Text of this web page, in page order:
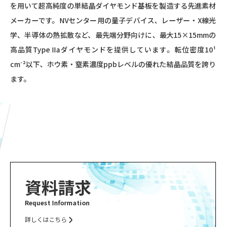
を用いて超高純度の単結晶ダイヤモンド基板を製造する先進素材
メーカーです。NVセンター用の量子デバイス、レーザー・X線光
学、半導体の熱拡散など、最先端分野向けに、最大15×15mmの
高品質Type IIaダイヤモンドを提供しています。転位密度10¹
cm⁻²以下、ホウ素・窒素濃度ppbレベルの優れた結晶品質を誇り
ます。
資料請求
Request Information
詳しくはこちら